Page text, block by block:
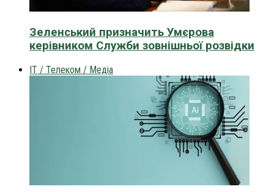
Зеленський призначить Умєрова
керівником Служби зовнішньої розвідки
IT / Телеком / Медіа